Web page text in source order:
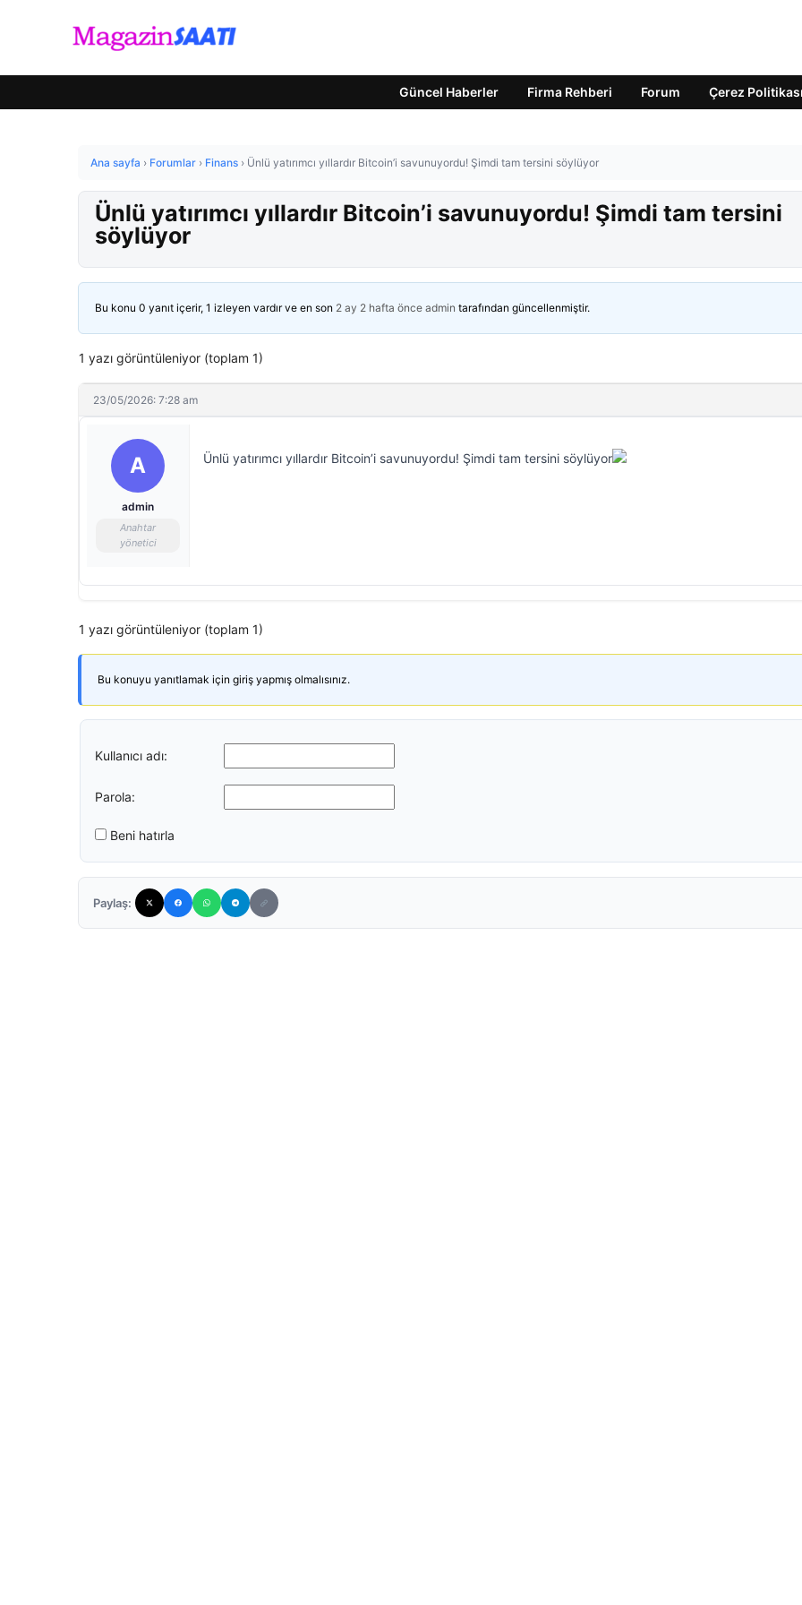
Güncel Haberler Firma Rehberi Forum Çerez Politikası
Ana sayfa › Forumlar › Finans › Ünlü yatırımcı yıllardır Bitcoin’i savunuyordu! Şimdi tam tersini söylüyor
Ünlü yatırımcı yıllardır Bitcoin’i savunuyordu! Şimdi tam tersini
söylüyor
Bu konu 0 yanıt içerir, 1 izleyen vardır ve en son 2 ay 2 hafta önce admin tarafından güncellenmiştir.
1 yazı görüntüleniyor (toplam 1)
23/05/2026: 7:28 am
A
admin
Anahtar
yönetici
Ünlü yatırımcı yıllardır Bitcoin’i savunuyordu! Şimdi tam tersini söylüyor
1 yazı görüntüleniyor (toplam 1)
Bu konuyu yanıtlamak için giriş yapmış olmalısınız.
Kullanıcı adı:
Parola:
Beni hatırla
Paylaş: